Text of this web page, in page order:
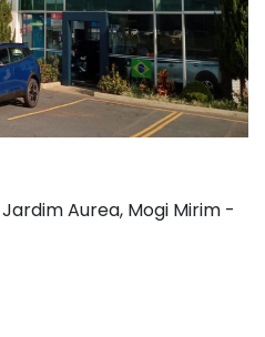
Aurea, Mogi Mirim -